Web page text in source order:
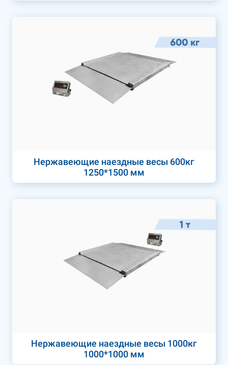
Нержавеющие наездные весы 600кг
1250*1500 мм
Нержавеющие наездные весы 1000кг
1000*1000 мм